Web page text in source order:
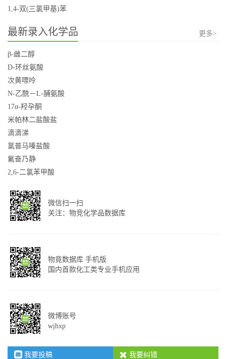
1,4-双(三氯甲基)苯
最新录入化学品 更多>
β-雌二醇
D-环丝氨酸
次黄嘌呤
N-乙酰－L-脯氨酸
17α-羟孕酮
米帕林二盐酸盐
滴滴涕
氯普马嗪盐酸
氟奋乃静
2,6-二氯苯甲酸
微信扫一扫
关注：物竞化学品数据库
物竟数据库 手机版
国内首款化工类专业手机应用
微博账号
wjhxp
我要投稿 我要纠错